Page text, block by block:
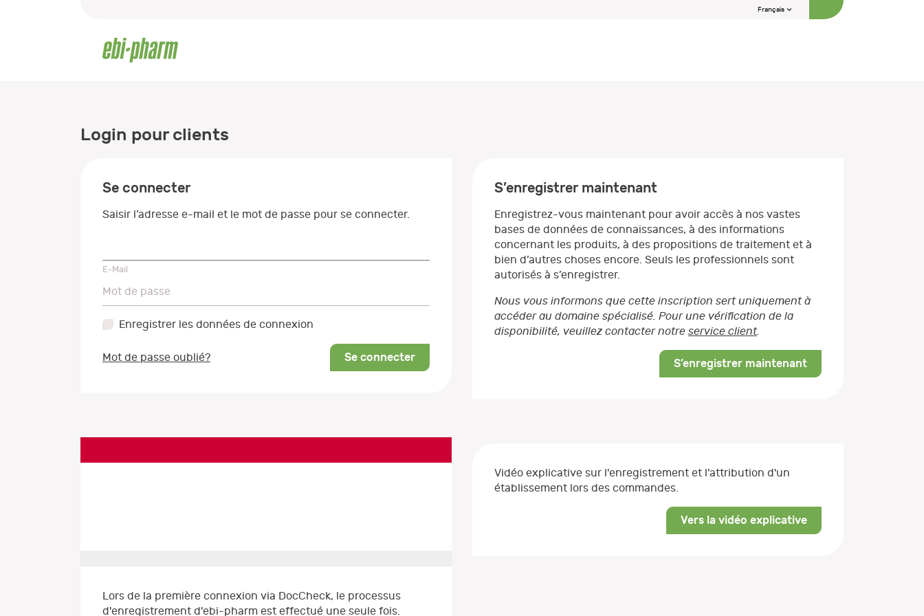
Français
Login pour clients
Se connecter
Saisir l’adresse e-mail et le mot de passe pour se connecter.
E-Mail
Mot de passe
Mot de passe
Enregistrer les données de connexion
Mot de passe oublié? Se connecter
Lors de la première connexion via DocCheck, le processus
d'enregistrement d'ebi-pharm est effectué une seule fois.
S’enregistrer maintenant
Enregistrez-vous maintenant pour avoir accès à nos vastes
bases de données de connaissances, à des informations
concernant les produits, à des propositions de traitement et à
bien d’autres choses encore. Seuls les professionnels sont
autorisés à s’enregistrer.
Nous vous informons que cette inscription sert uniquement à
accéder au domaine spécialisé. Pour une vérification de la
disponibilité, veuillez contacter notre service client.
S’enregistrer maintenant
Vidéo explicative sur l'enregistrement et l'attribution d'un
établissement lors des commandes.
Vers la vidéo explicative